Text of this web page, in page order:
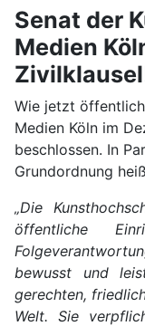
Senat der
Medien
Wie jetzt
Medien Köln im
beschlossen. In
Grundordnung
„Die
öffentliche
bewusst und
gerechten,
Welt. Sie